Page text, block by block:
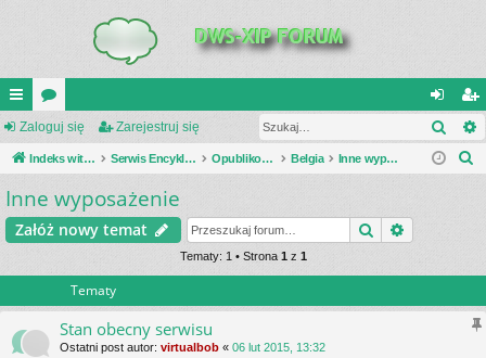
UI
C
K
_L
or
a
al
og
ar
ej
ę
Zaloguj się Zarejestruj się
Indeks witryny Serwis Encyklopedia Uzbrojenia Opublikowane zestawienia Belgia Inne wyposażenie
j
Inne wyposażenie
Załóż nowy temat Szukaj
Tematy: 1 • Strona 1 z 1
Tematy
Stan obecny serwisu
Ostatni post autor: virtualbob « 06 lut 2015, 13:32